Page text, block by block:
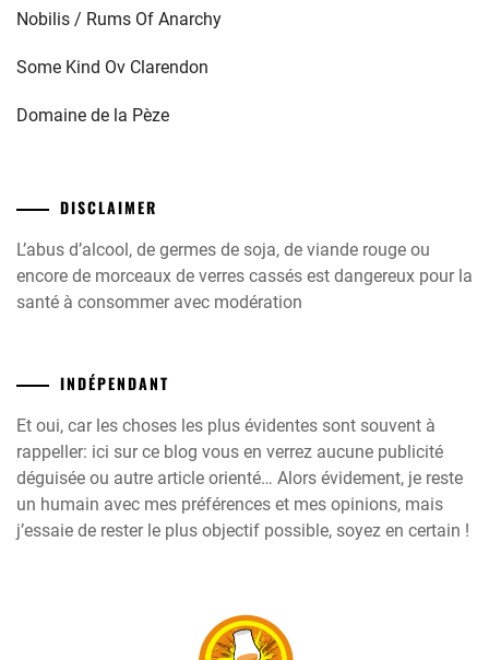
Nobilis / Rums Of Anarchy
Some Kind Ov Clarendon
Domaine de la Pèze
DISCLAIMER
L’abus d’alcool, de germes de soja, de viande rouge ou
encore de morceaux de verres cassés est dangereux pour la
santé à consommer avec modération
INDÉPENDANT
Et oui, car les choses les plus évidentes sont souvent à
rappeller: ici sur ce blog vous en verrez aucune publicité
déguisée ou autre article orienté… Alors évidement, je reste
un humain avec mes préférences et mes opinions, mais
j’essaie de rester le plus objectif possible, soyez en certain !